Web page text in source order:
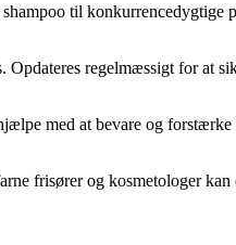
til konkurrencedygtige
regelmæssigt for at
med at bevare og
frisører og kosmetologer